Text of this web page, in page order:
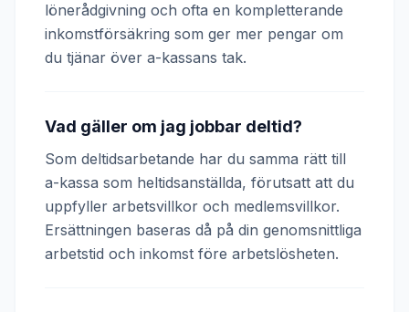
lönerådgivning och ofta en kompletterande
inkomstförsäkring som ger mer pengar om
du tjänar över a-kassans tak.
Vad gäller om jag jobbar deltid?
Som deltidsarbetande har du samma rätt till
a-kassa som heltidsanställda, förutsatt att du
uppfyller arbetsvillkor och medlemsvillkor.
Ersättningen baseras då på din genomsnittliga
arbetstid och inkomst före arbetslösheten.